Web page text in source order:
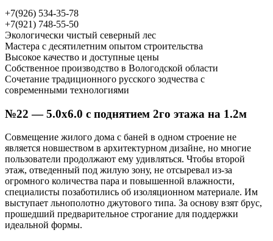
+7(926) 534-35-78
+7(921) 748-55-50
Экологически чистый северный лес
Мастера с десятилетним опытом строительства
Высокое качество и доступные цены
Собственное производство в Вологодской области
Сочетание традиционного русского зодчества с
современными технологиями
№22 — 5.0х6.0 с поднятием 2го этажа на 1.2м
Совмещение жилого дома с баней в одном строение не
является новшеством в архитектурном дизайне, но многие
пользователи продолжают ему удивляться. Чтобы второй
этаж, отведенный под жилую зону, не отсыревал из-за
огромного количества пара и повышенной влажности,
специалисты позаботились об изоляционном материале. Им
выступает льнополотно джутового типа. За основу взят брус,
прошедший предварительное строгание для поддержки
идеальной формы.